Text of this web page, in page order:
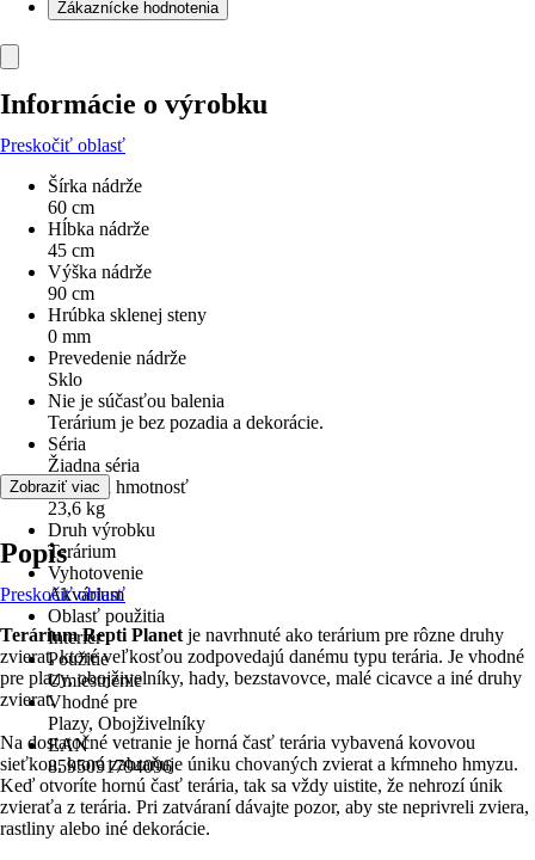
Zákaznícke hodnotenia
Informácie o výrobku
Preskočiť oblasť
Šírka nádrže
60 cm
Hĺbka nádrže
45 cm
Výška nádrže
90 cm
Hrúbka sklenej steny
0 mm
Prevedenie nádrže
Sklo
Nie je súčasťou balenia
Terárium je bez pozadia a dekorácie.
Séria
Žiadna séria
Celková hmotnosť
23,6 kg
Druh výrobku
Terárium
Vyhotovenie
Akvárium
Oblasť použitia
Interiér
Použitie
Umiestnenie
Vhodné pre
Plazy, Obojživelníky
EAN
8595091794096
Zobraziť viac
Popis
Preskočiť oblasť
Terárium Repti Planet je navrhnuté ako terárium pre rôzne druhy
zvierat, ktoré veľkosťou zodpovedajú danému typu terária. Je vhodné
pre plazy, obojživelníky, hady, bezstavovce, malé cicavce a iné druhy
zvierat.
Na dostatočné vetranie je horná časť terária vybavená kovovou
sieťkou, ktorá zabraňuje úniku chovaných zvierat a kŕmneho hmyzu.
Keď otvoríte hornú časť terária, tak sa vždy uistite, že nehrozí únik
zvieraťa z terária. Pri zatváraní dávajte pozor, aby ste neprivreli zviera,
rastliny alebo iné dekorácie.